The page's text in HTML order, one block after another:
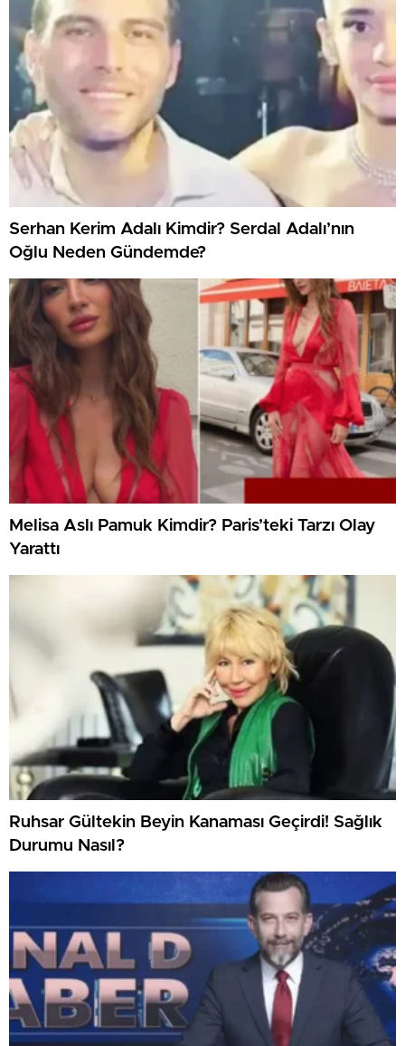
Serhan Kerim Adalı Kimdir? Serdal Adalı’nın
Oğlu Neden Gündemde?
Melisa Aslı Pamuk Kimdir? Paris’teki Tarzı Olay
Yarattı
Ruhsar Gültekin Beyin Kanaması Geçirdi! Sağlık
Durumu Nasıl?